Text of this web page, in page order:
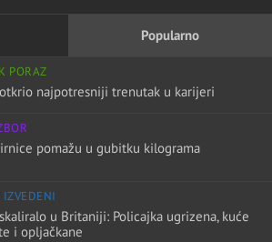
Popularno
PORAZ
najpotresniji trenutak u karijeri
pomažu u gubitku kilograma
u Britaniji: Policajka ugrizena, kuće
i opljačkane